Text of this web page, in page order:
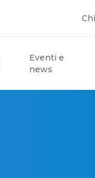
Eventi e
news